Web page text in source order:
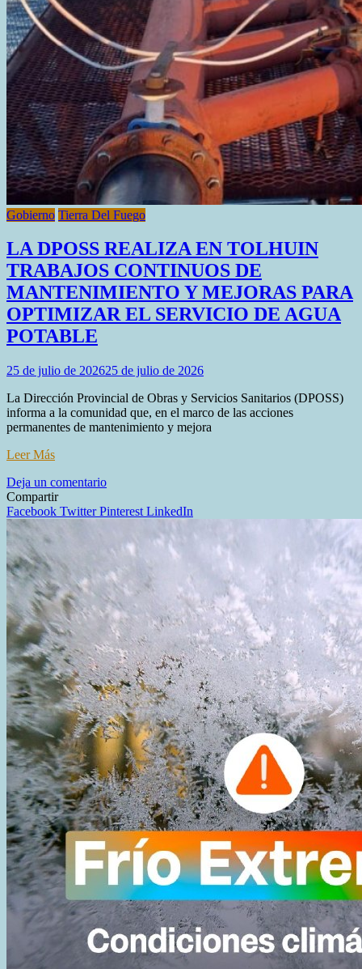
Gobierno Tierra Del Fuego
LA DPOSS REALIZA EN TOLHUIN
TRABAJOS CONTINUOS DE
MANTENIMIENTO Y MEJORAS PARA
OPTIMIZAR EL SERVICIO DE AGUA
POTABLE
25 de julio de 202625 de julio de 2026
La Dirección Provincial de Obras y Servicios Sanitarios (DPOSS)
informa a la comunidad que, en el marco de las acciones
permanentes de mantenimiento y mejora
Leer Más
Deja un comentarioen
DPOSS
TOLHUIN
TRABAJOS
CONTINUOS
DE
MANTENIMIENTO
Y
MEJORAS
PARA
OPTIMIZAR
EL
SERVICIO
DE
AGUA
POTABLE
Compartir
Facebook TwitterPinterest LinkedIn